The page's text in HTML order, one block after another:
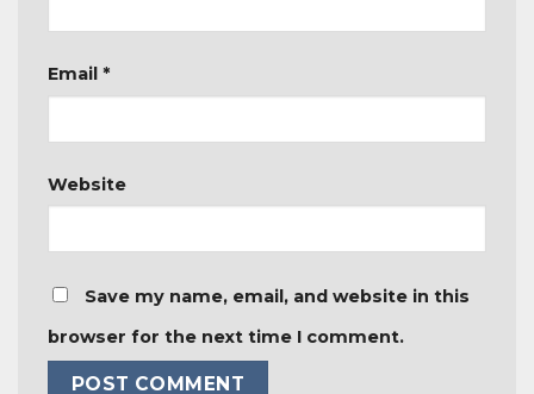
Email *
Website
Save my name, email, and website in this
browser for the next time I comment.